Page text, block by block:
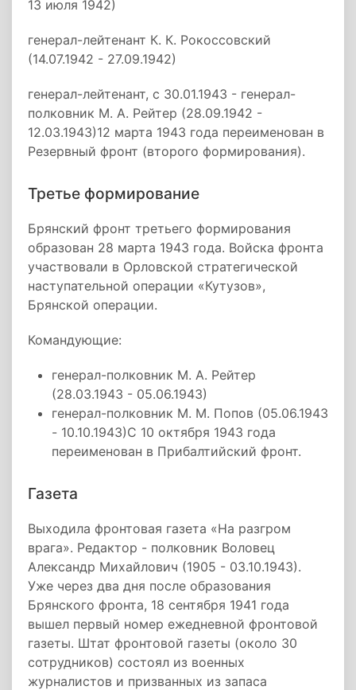
13 июля 1942)
генерал-лейтенант К. К. Рокоссовский
(14.07.1942 - 27.09.1942)
генерал-лейтенант, с 30.01.1943 - генерал-
полковник М. А. Рейтер (28.09.1942 -
12.03.1943)12 марта 1943 года переименован в
Резервный фронт (второго формирования).
Третье формирование
Брянский фронт третьего формирования
образован 28 марта 1943 года. Войска фронта
участвовали в Орловской стратегической
наступательной операции «Кутузов»,
Брянской операции.
Командующие:
генерал-полковник М. А. Рейтер
(28.03.1943 - 05.06.1943)
генерал-полковник М. М. Попов (05.06.1943
- 10.10.1943)С 10 октября 1943 года
переименован в Прибалтийский фронт.
Газета
Выходила фронтовая газета «На разгром
врага». Редактор - полковник Воловец
Александр Михайлович (1905 - 03.10.1943).
Уже через два дня после образования
Брянского фронта, 18 сентября 1941 года
вышел первый номер ежедневной фронтовой
газеты. Штат фронтовой газеты (около 30
сотрудников) состоял из военных
журналистов и призванных из запаса